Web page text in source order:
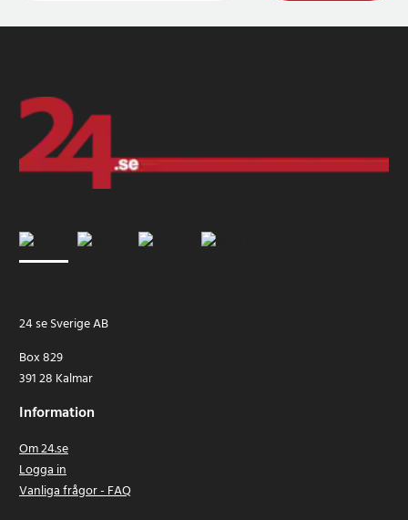
24 se Sverige AB
Box 829
391 28 Kalmar
Information
Om 24.se
Logga in
Vanliga frågor - FAQ